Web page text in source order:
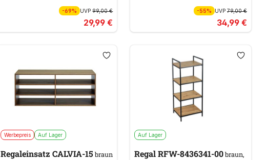
-69% UVP99,00 €
29,99 €
-55% UVP 79,00 €
34,99 €
Werbepreis Auf Lager
Regaleinsatz CALVIA-15 braun
Auf Lager
Regal RFW-8436341-00braun,